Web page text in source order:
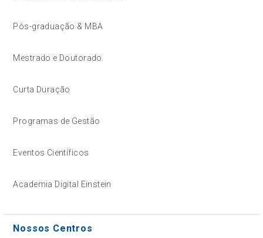
Pós-graduação & MBA
Mestrado e Doutorado
Curta Duração
Programas de Gestão
Eventos Científicos
Academia Digital Einstein
Nossos Centros